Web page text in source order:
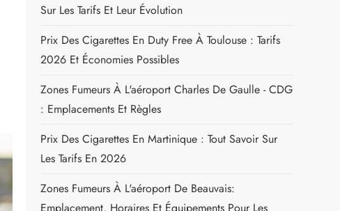
Sur Les Tarifs Et Leur Évolution
Prix Des Cigarettes En Duty Free À Toulouse : Tarifs
2026 Et Économies Possibles
Zones Fumeurs À L'aéroport Charles De Gaulle - CDG
: Emplacements Et Règles
Prix Des Cigarettes En Martinique : Tout Savoir Sur
Les Tarifs En 2026
Zones Fumeurs À L'aéroport De Beauvais: